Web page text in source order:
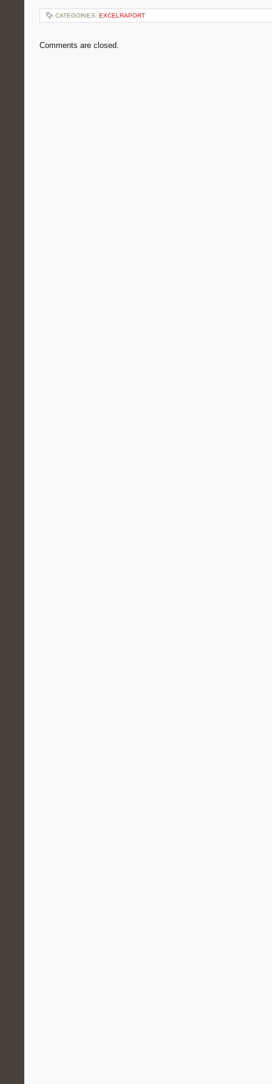
CATEGORIES: EXCELRAPORT
Comments are closed.